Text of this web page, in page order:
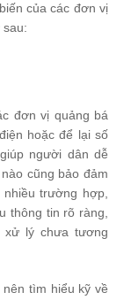
của các đơn vị
đơn vị quảng bá
hoặc để lại số
người dân dễ
cũng bảo đảm
trường hợp,
thông tin rõ ràng,
xử lý chưa tương
tìm hiểu kỹ về